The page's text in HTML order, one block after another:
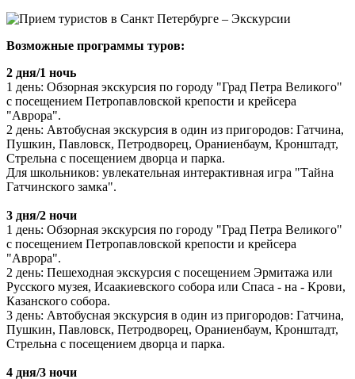
Возможные программы туров:
2 дня/1 ночь
1 день: Обзорная экскурсия по городу "Град Петра Великого"
с посещением Петропавловской крепости и крейсера
"Аврора".
2 день: Автобусная экскурсия в один из пригородов: Гатчина,
Пушкин, Павловск, Петродворец, Ораниенбаум, Кронштадт,
Стрельна с посещением дворца и парка.
Для школьников: увлекательная интерактивная игра "Тайна
Гатчинского замка".
3 дня/2 ночи
1 день: Обзорная экскурсия по городу "Град Петра Великого"
с посещением Петропавловской крепости и крейсера
"Аврора".
2 день: Пешеходная экскурсия с посещением Эрмитажа или
Русского музея, Исаакиевского собора или Спаса - на - Крови,
Казанского собора.
3 день: Автобусная экскурсия в один из пригородов: Гатчина,
Пушкин, Павловск, Петродворец, Ораниенбаум, Кронштадт,
Стрельна с посещением дворца и парка.
4 дня/3 ночи